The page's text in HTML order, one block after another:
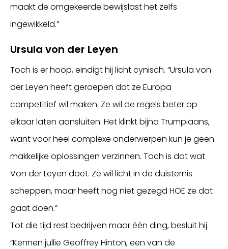
maakt de omgekeerde bewijslast het zelfs
ingewikkeld.”
Ursula von der Leyen
Toch is er hoop, eindigt hij licht cynisch. “Ursula von
der Leyen heeft geroepen dat ze Europa
competitief wil maken. Ze wil de regels beter op
elkaar laten aansluiten. Het klinkt bijna Trumpiaans,
want voor heel complexe onderwerpen kun je geen
makkelijke oplossingen verzinnen. Toch is dat wat
Von der Leyen doet. Ze wil licht in de duisternis
scheppen, maar heeft nog niet gezegd HOE ze dat
gaat doen.”
Tot die tijd rest bedrijven maar één ding, besluit hij.
“Kennen jullie Geoffrey Hinton, een van de